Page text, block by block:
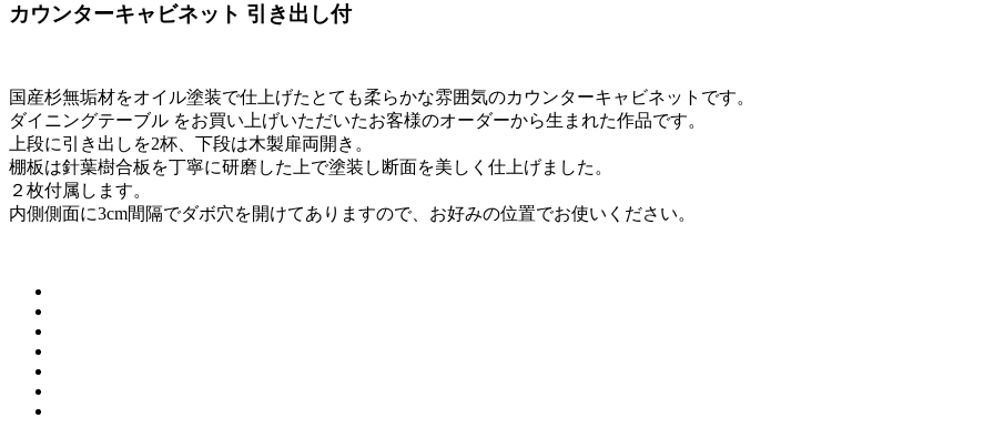
カウンターキャビネット 引き出し付
国産杉無垢材をオイル塗装で仕上げたとても柔らかな雰囲気のカウンターキャビネットです。
ダイニングテーブル をお買い上げいただいたお客様のオーダーから生まれた作品です。
上段に引き出しを2杯、下段は木製扉両開き。
棚板は針葉樹合板を丁寧に研磨した上で塗装し断面を美しく仕上げました。
２枚付属します。
内側側面に3cm間隔でダボ穴を開けてありますので、お好みの位置でお使いください。